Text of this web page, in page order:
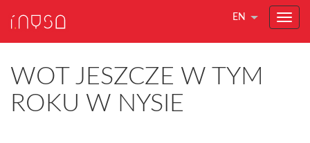
EN
WOT JESZCZE W TYM
ROKU W NYSIE